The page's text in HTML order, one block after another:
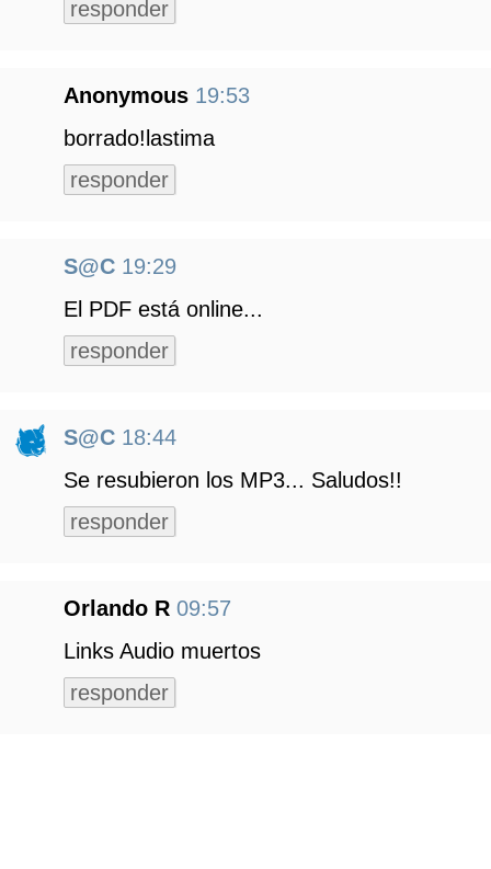
responder
Anonymous 19:53
borrado!lastima
responder
S@C 19:29
El PDF está online...
responder
S@C 18:44
Se resubieron los MP3... Saludos!!
responder
Orlando R 09:57
Links Audio muertos
responder